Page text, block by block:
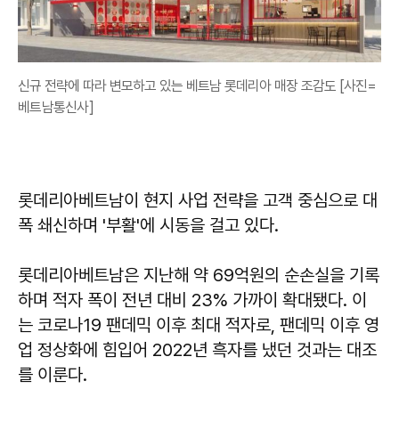
신규 전략에 따라 변모하고 있는 베트남 롯데리아 매장 조감도 [사진=
베트남통신사]
롯데리아베트남이 현지 사업 전략을 고객 중심으로 대
폭 쇄신하며 '부활'에 시동을 걸고 있다.
롯데리아베트남은 지난해 약 69억원의 순손실을 기록
하며 적자 폭이 전년 대비 23% 가까이 확대됐다. 이
는 코로나19 팬데믹 이후 최대 적자로, 팬데믹 이후 영
업 정상화에 힘입어 2022년 흑자를 냈던 것과는 대조
를 이룬다.